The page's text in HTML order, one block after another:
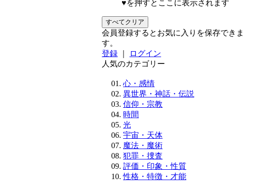
♥を押すとここに表示されます
すべてクリア
会員登録するとお気に入りを保存できま
す。
登録
ログイン
人気のカテゴリー
心・感情
異世界・神話・伝説
信仰・宗教
時間
光
宇宙・天体
魔法・魔術
犯罪・捜査
評価・印象・性質
性格・特徴・才能